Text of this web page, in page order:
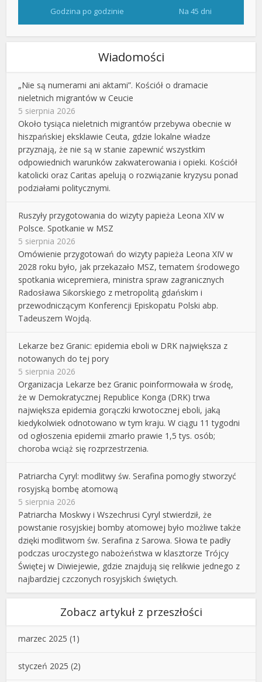
Godzina po godzinie Na 45 dni
Wiadomości
„Nie są numerami ani aktami”. Kościół o dramacie
nieletnich migrantów w Ceucie
5 sierpnia 2026
Około tysiąca nieletnich migrantów przebywa obecnie w
hiszpańskiej eksklawie Ceuta, gdzie lokalne władze
przyznają, że nie są w stanie zapewnić wszystkim
odpowiednich warunków zakwaterowania i opieki. Kościół
katolicki oraz Caritas apelują o rozwiązanie kryzysu ponad
podziałami politycznymi.
Ruszyły przygotowania do wizyty papieża Leona XIV w
Polsce. Spotkanie w MSZ
5 sierpnia 2026
Omówienie przygotowań do wizyty papieża Leona XIV w
2028 roku było, jak przekazało MSZ, tematem środowego
spotkania wicepremiera, ministra spraw zagranicznych
Radosława Sikorskiego z metropolitą gdańskim i
przewodniczącym Konferencji Episkopatu Polski abp.
Tadeuszem Wojdą.
Lekarze bez Granic: epidemia eboli w DRK największa z
notowanych do tej pory
5 sierpnia 2026
Organizacja Lekarze bez Granic poinformowała w środę,
że w Demokratycznej Republice Konga (DRK) trwa
największa epidemia gorączki krwotocznej eboli, jaką
kiedykolwiek odnotowano w tym kraju. W ciągu 11 tygodni
od ogłoszenia epidemii zmarło prawie 1,5 tys. osób;
choroba wciąż się rozprzestrzenia.
Patriarcha Cyryl: modlitwy św. Serafina pomogły stworzyć
rosyjską bombę atomową
5 sierpnia 2026
Patriarcha Moskwy i Wszechrusi Cyryl stwierdził, że
powstanie rosyjskiej bomby atomowej było możliwe także
dzięki modlitwom św. Serafina z Sarowa. Słowa te padły
podczas uroczystego nabożeństwa w klasztorze Trójcy
Świętej w Diwiejewie, gdzie znajdują się relikwie jednego z
najbardziej czczonych rosyjskich świętych.
Zobacz artykuł z przeszłości
marzec 2025 (1)
styczeń 2025 (2)